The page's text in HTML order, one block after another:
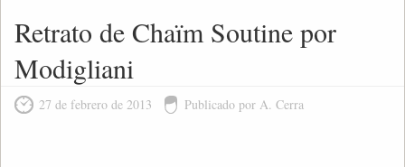
Retrato de Chaïm Soutine por
Modigliani
27 de febrero de 2013 Publicado por A. Cerra